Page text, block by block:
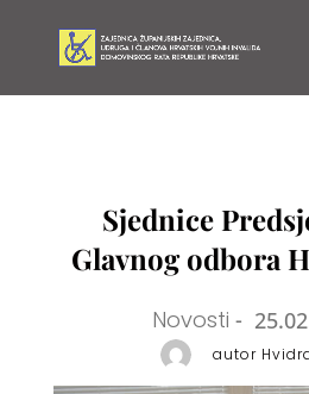
Sjednice
Glavnog odbora
Novosti -
autor